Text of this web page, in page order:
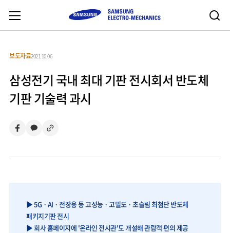
보도자료2021.10.06
삼성전기 국내 최대 기판 전시회서 반도체
기판 기술력 과시
▶ 5G · AI · 전장용 등 고성능 · 고밀도 · 초슬림 최첨단 반도체
패키지기판 전시
▶ 회사 홈페이지에 '온라인 전시관'도 개설해 관람객 편의 제공